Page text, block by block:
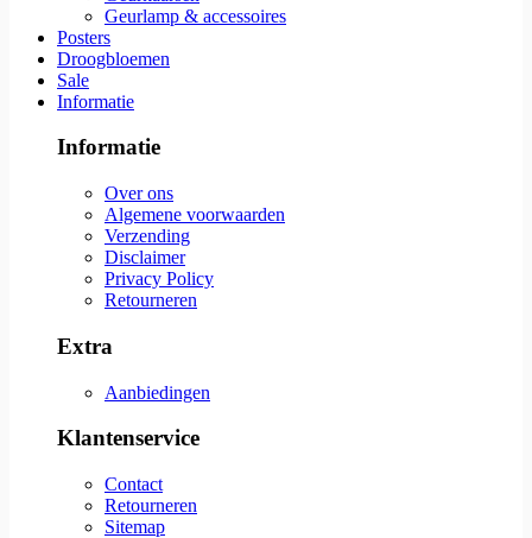
Geurlamp & accessoires
Posters
Droogbloemen
Sale
Informatie
Informatie
Over ons
Algemene voorwaarden
Verzending
Disclaimer
Privacy Policy
Retourneren
Extra
Aanbiedingen
Klantenservice
Contact
Retourneren
Sitemap